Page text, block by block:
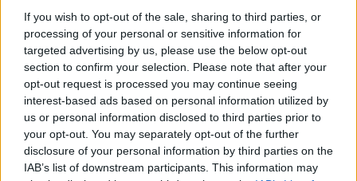
If you wish to opt-out of the sale, sharing to third parties, or
processing of your personal or sensitive information for
targeted advertising by us, please use the below opt-out
section to confirm your selection. Please note that after your
opt-out request is processed you may continue seeing
interest-based ads based on personal information utilized by
us or personal information disclosed to third parties prior to
your opt-out. You may separately opt-out of the further
disclosure of your personal information by third parties on the
IAB’s list of downstream participants. This information may
Kurti kundërshton
kërkesat e LDK-së: Asnjë
marrëveshje nuk mund të
zhbëjë vullnetin qytetar
Gramsh, tre zjarre nën
kontroll pas ndërhyrjes në
terrene të vështira